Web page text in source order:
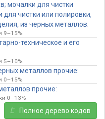
мочалки для чистки
чистки или полировки,
из черных металлов:
9–15%
техническое и его
5–10%
металлов прочие:
0–15%
прочие:
0–13%
Полное дерево кодов